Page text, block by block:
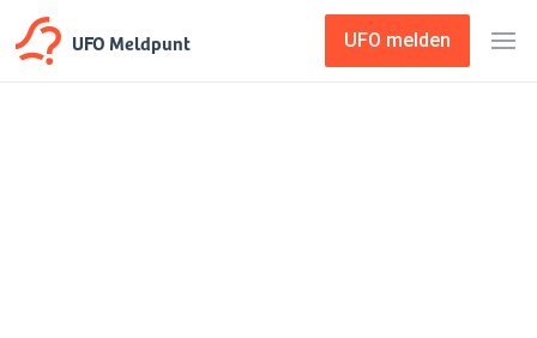
UFO Meldpunt UFO melden